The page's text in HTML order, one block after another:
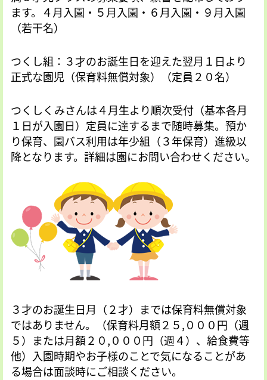
ます。４月入園・５月入園・６月入園・９月入園
（若干名）
つくし組：３才のお誕生日を迎えた翌月１日より
正式な園児（保育料無償対象）（定員２０名）
つくしくみさんは４月生より順次受付（基本各月
１日が入園日）定員に達するまで随時募集。預か
り保育、園バス利用は年少組（３年保育）進級以
降となります。詳細は園にお問い合わせください。
３才のお誕生日月（２才）までは保育料無償対象
ではありません。（保育料月額２５,０００円（週
５）または月額２０,０００円（週４）、給食費等
他）入園時期やお子様のことで気になることがあ
る場合は面談時にご相談ください。